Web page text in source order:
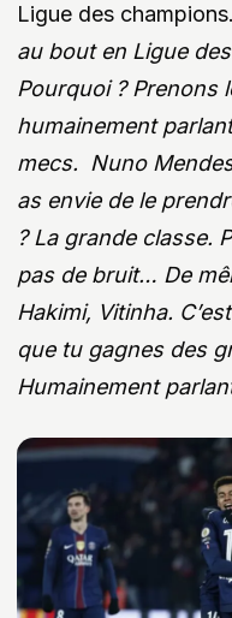
Ligue des champions.
au bout en Ligue
Pourquoi ? Prenons
humainement
mecs. Nuno
as envie de le
? La grande classe.
pas de bruit… De
Hakimi, Vitinha.
que tu gagnes des
Humainement